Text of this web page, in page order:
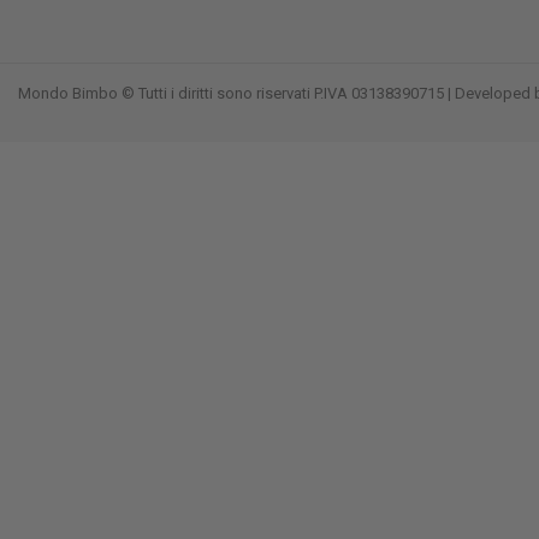
Mondo Bimbo © Tutti i diritti sono riservati P.IVA 03138390715 | Developed